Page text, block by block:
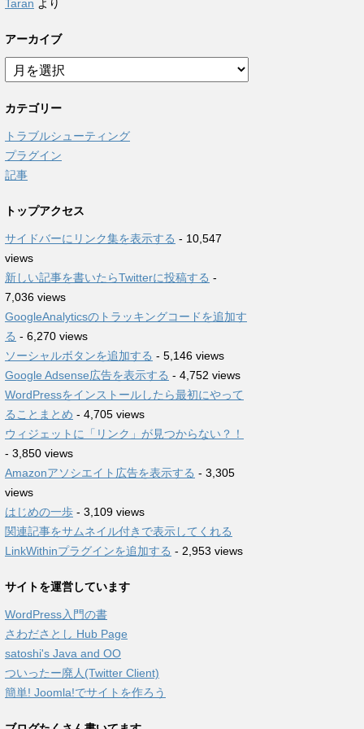
Taran より
アーカイブ
ア
ー
イ
ブ
カテゴリー
トラブルシューティング
プラグイン
記事
トップアクセス
サイドバーにリンク集を表示する - 10,547
views
新しい記事を書いたらTwitterに投稿する -
7,036 views
GoogleAnalyticsのトラッキングコードを追加す
る - 6,270 views
ソーシャルボタンを追加する - 5,146 views
Google Adsense広告を表示する - 4,752 views
WordPressをインストールしたら最初にやって
ることまとめ - 4,705 views
ウィジェットに「リンク」が見つからない？！
- 3,850 views
Amazonアソシエイト広告を表示する - 3,305
views
はじめの一歩 - 3,109 views
関連記事をサムネイル付きで表示してくれる
LinkWithinプラグインを追加する - 2,953 views
サイトを運営しています
WordPress入門の書
さわださとし Hub Page
satoshi's Java and OO
ついったー廃人(Twitter Client)
簡単! Joomla!でサイトを作ろう